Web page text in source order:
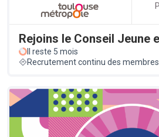
Rejoins le Conseil Jeune
Il reste 5 mois
Recrutement continu des membres